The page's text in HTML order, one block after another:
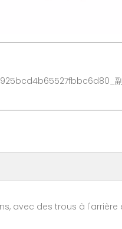
avec des trous à